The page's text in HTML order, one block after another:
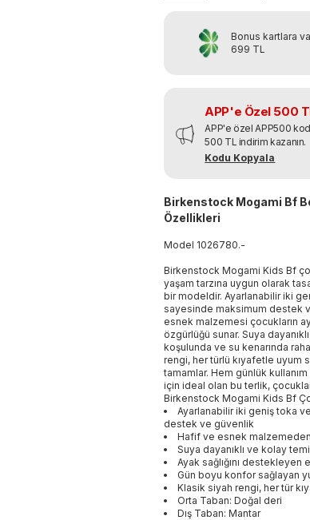
Bonus kartlara
699 TL
APP'e Özel 500
APP'e özel APP500
500 TL indirim kazanın.
Kodu Kopyala
Birkenstock Mogami Bf
Özellikleri
Model 1026780.-
Birkenstock Mogami Kids Bf
yaşam tarzına uygun olarak
bir modeldir. Ayarlanabilir iki
sayesinde maksimum destek
esnek malzemesi çocukların
özgürlüğü sunar. Suya
koşulunda ve su kenarında
rengi, her türlü kıyafetle uyum
tamamlar. Hem günlük
için ideal olan bu terlik,
Birkenstock Mogami Kids Bf
Ayarlanabilir iki geniş toka
destek ve güvenlik
Hafif ve esnek
Suya dayanıklı ve kolay
Ayak sağlığını destekleyen
Gün boyu konfor sağlayan
Klasik siyah rengi, her tür
Orta Taban: Doğal deri
Dış Taban: Mantar